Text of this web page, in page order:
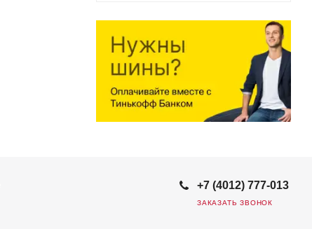
+7 (4012) 777-013
ЗАКАЗАТЬ ЗВОНОК